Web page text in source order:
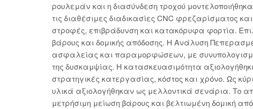
ρουλεμάν και η διασύνδεση τροχού
τις διαθέσιμες διαδικασίες CNC φρεζαρίσματος
στροφές, επιβράδυνση και κατακόρυφα φορτία.
βάρους και δομικής απόδοσης. Η Ανάλυση
ασφαλείας και παραμορφώσεων, με συνυπολογισμό
της δυσκαμψίας. Η κατασκευασιμότητα
στρατηγικές κατεργασίας, κόστος και χρόνο. Ως
υλικά αξιολογήθηκαν ως μελλοντικά σενάρια. Το
μετρήσιμη μείωση βάρους και βελτιωμένη δομική